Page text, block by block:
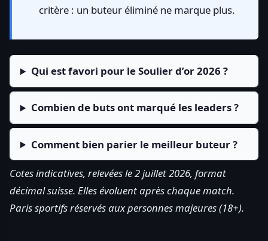
critère : un buteur éliminé ne marque plus.
Qui est favori pour le Soulier d’or 2026 ?
Combien de buts ont marqué les leaders ?
Comment bien parier le meilleur buteur ?
Cotes indicatives, relevées le 2 juillet 2026, format
décimal suisse. Elles évoluent après chaque match.
Paris sportifs réservés aux personnes majeures (18+).